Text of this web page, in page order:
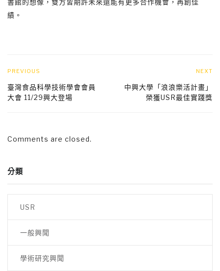
書館的想像，雙方皆期許未來還能有更多合作機會，再創佳
績。
PREVIOUS
臺灣食品科學技術學會會員
大會 11/29興大登場
NEXT
中興大學「浪浪樂活計畫」
榮獲USR最佳實踐獎
Comments are closed.
分類
USR
一般興聞
學術研究興聞